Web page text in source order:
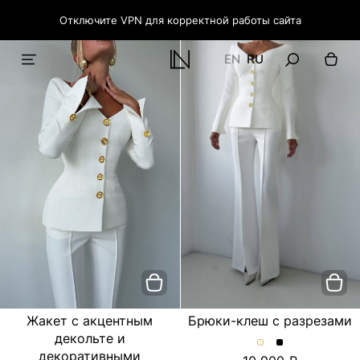
Отключите VPN для корректной работы сайта
EN RU
Жакет с акцентным
декольте и
декоративными
Брюки-клеш с разрезами
Брюки-Брюки-